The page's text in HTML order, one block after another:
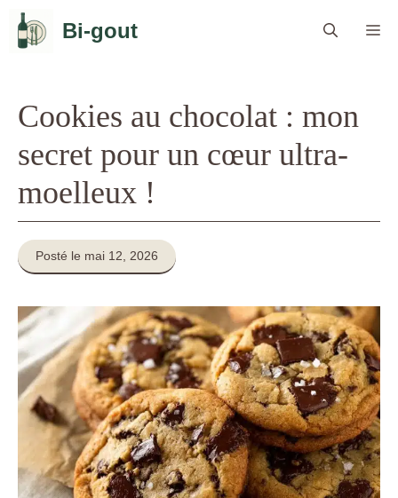
Aller
contenu
Bi-gout
Cookies au chocolat : mon
secret pour un cœur ultra-
moelleux !
Posté le mai 12, 2026